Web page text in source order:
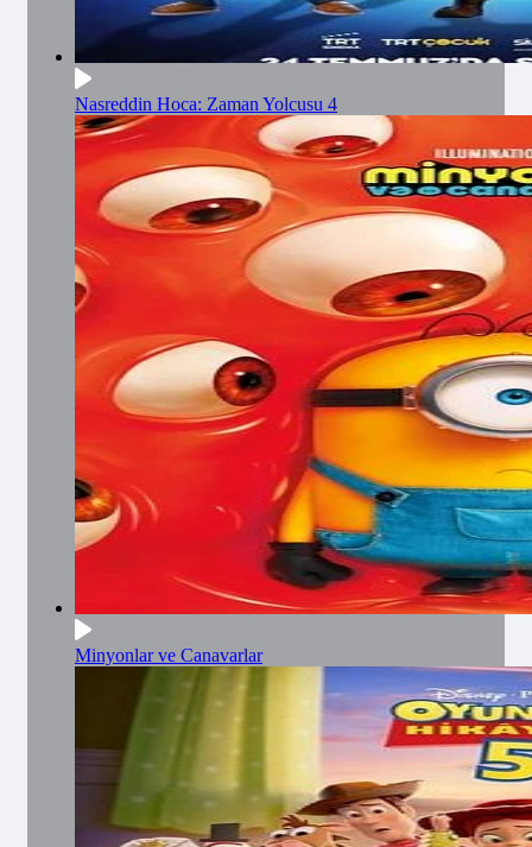
Nasreddin Hoca: Zaman Yolcusu 4
Minyonlar ve Canavarlar